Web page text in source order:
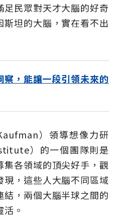
民眾對天才大腦的好奇
坦的大腦，實在看不出
，能讓一段引領未來的
）領導想像力研
）的一個團隊則是
各領域的頂尖好手，觀
，這些人大腦不同區域
，兩個大腦半球之間的
。